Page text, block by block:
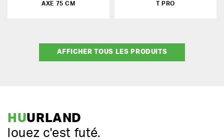
AXE 75 CM
T PRO
AFFICHER TOUS LES PRODUITS
HUURLAND
louez c'est futé.